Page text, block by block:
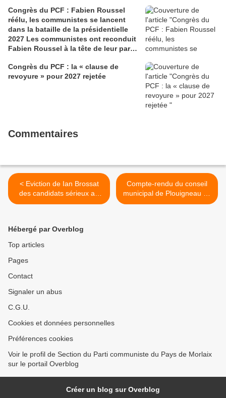
Congrès du PCF : Fabien Roussel
réélu, les communistes se lancent
dans la bataille de la présidentielle
2027 Les communistes ont reconduit
Fabien Roussel à la tête de leur parti,
Lille. Le secrétaire national, dont la
candidature devrait être officialisée le
Congrès du PCF : la « clause de
revoyure » pour 2027 rejetée
Commentaires
< Eviction de Ian Brossat
des candidats sérieux au
débat de France 2:
le service public
Compte-rendu du conseil
municipal de Plouigneau du
14 mai 2019 - Par Roger
Hébergé par Overblog
Top articles
Pages
Contact
Signaler un abus
C.G.U.
Cookies et données personnelles
Préférences cookies
Voir le profil de Section du Parti communiste du Pays de Morlaix
sur le portail Overblog
Créer un blog sur Overblog